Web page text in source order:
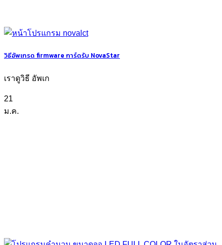
วิธีอัพเกรด firmware การ์ดรับ NovaStar
เราดูวิธี อัพเก
21
ม.ค.